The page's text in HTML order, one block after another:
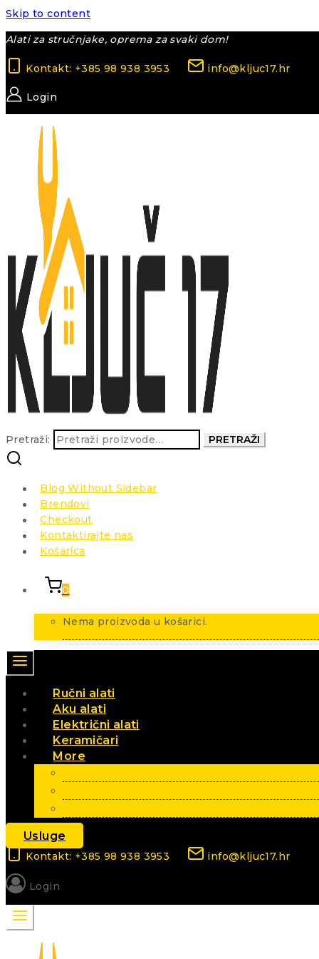
Skip to content
Alati za stručnjake, oprema za svaki dom!
Kontakt: +385 98 938 3953 info@kljuc17.hr
Login
Pretraži: PRETRAŽI
Blog Without Sidebar
Brendovi
Checkout
Kontaktirajte nas
Košarica
0
Nema proizvoda u košarici.
Ručni alati
Aku alati
Električni alati
Keramičari
More
Usluge
Kontakt: +385 98 938 3953 info@kljuc17.hr
Login